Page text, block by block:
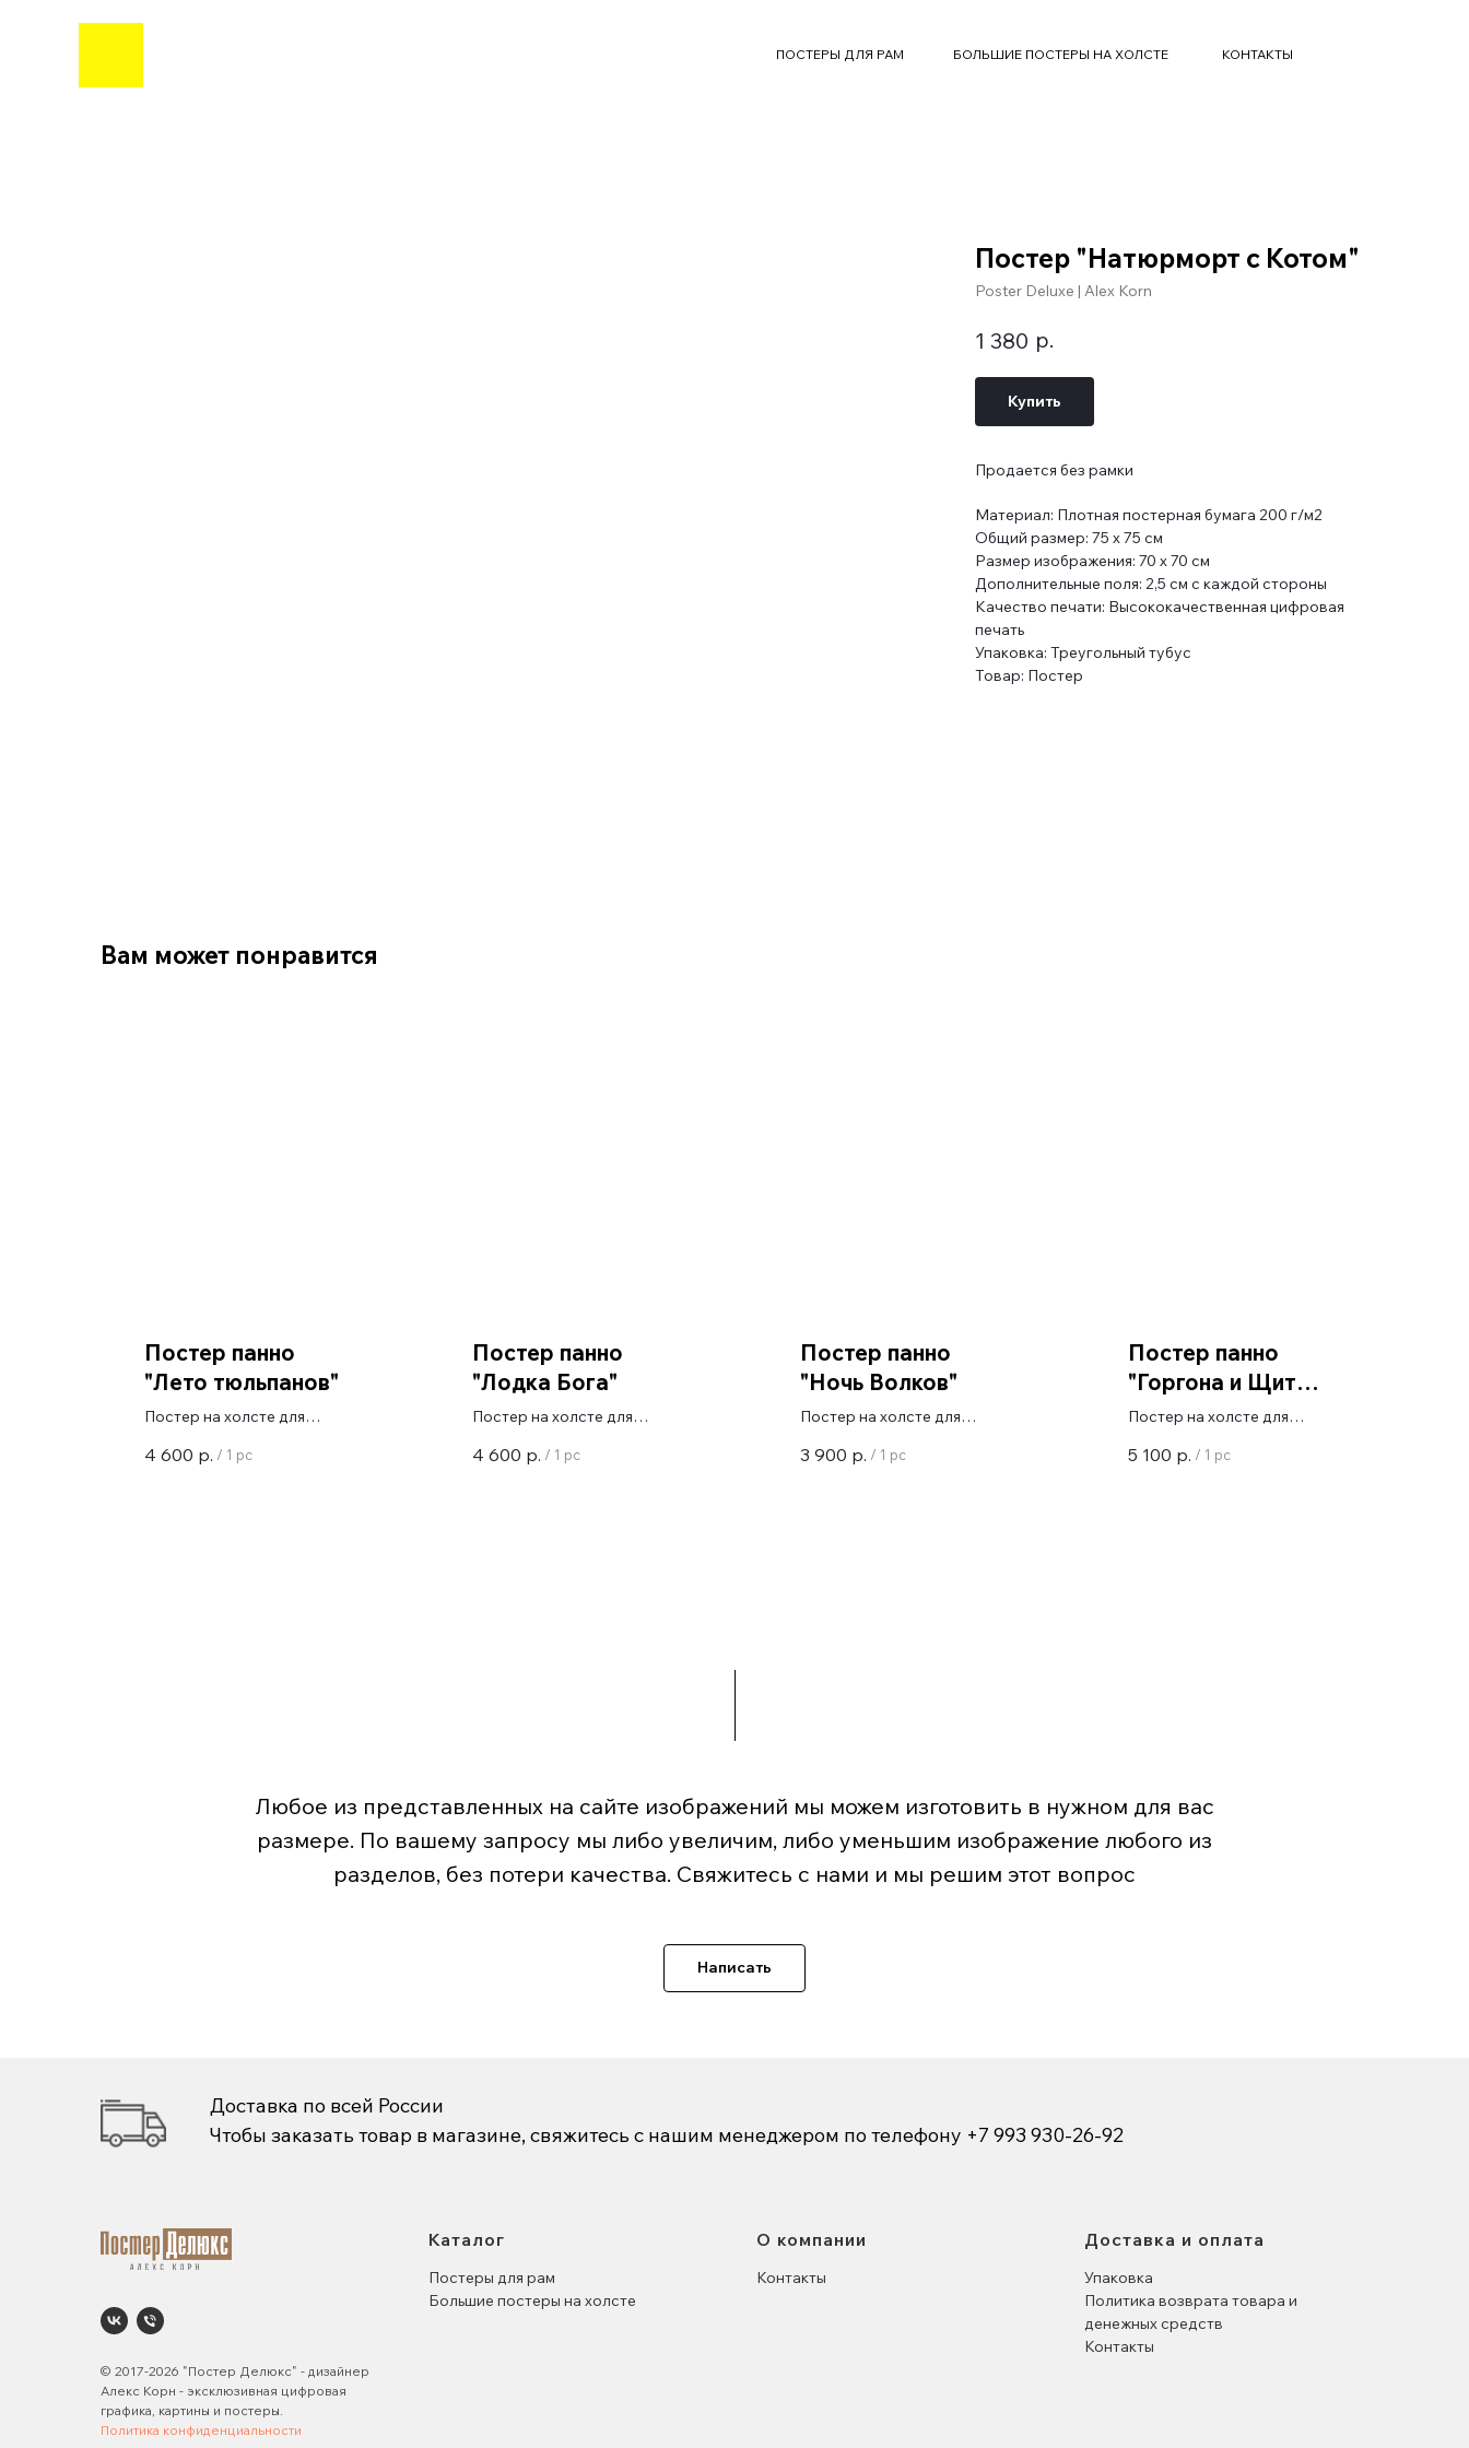
ПОСТЕРЫ ДЛЯ РАМ БОЛЬШИЕ ПОСТЕРЫ НА ХОЛСТЕ КОНТАКТЫ
Постер "Натюрморт с Котом"
Poster Deluxe | Alex Korn
1 380 р.
Купить
Продается без рамки
Материал: Плотная постерная бумага 200 г/м2
Общий размер: 75 x 75 см
Размер изображения: 70 x 70 см
Дополнительные поля: 2,5 см с каждой стороны
Качество печати: Высококачественная цифровая
печать
Упаковка: Треугольный тубус
Товар: Постер
Вам может понравится
Постер панно
"Лето тюльпанов"
Постер на холсте для
4 600 р. / 1 pc
Постер панно
"Лодка Бога"
Постер на холсте для
4 600 р. / 1 pc
Постер панно
"Ночь Волков"
Постер на холсте для
3 900 р. / 1 pc
Постер панно
"Горгона и Щит
Персея"
Постер на холсте для
5 100 р. / 1 pc
Любое из представленных на сайте изображений мы можем изготовить в нужном для вас
размере. По вашему запросу мы либо увеличим, либо уменьшим изображение любого из
разделов, без потери качества. Свяжитесь с нами и мы решим этот вопрос
Написать
Доставка по всей России
Чтобы заказать товар в магазине, свяжитесь с нашим менеджером по телефону +7 993 930-26-92
© 2017-2026 "Постер Делюкс" - дизайнер
Алекс Корн - эксклюзивная цифровая
графика, картины и постеры.
Политика конфиденциальности
Каталог
Постеры для рам
Большие постеры на холсте
О компании
Контакты
Доставка и оплата
Упаковка
Политика возврата товара и
денежных средств
Контакты